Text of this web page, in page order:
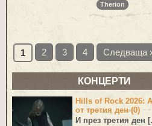
Therion
1 2 3 4 Следваща
КОНЦЕРТИ
Hills of Rock 2026:
от третия ден (0)
И през третия ден